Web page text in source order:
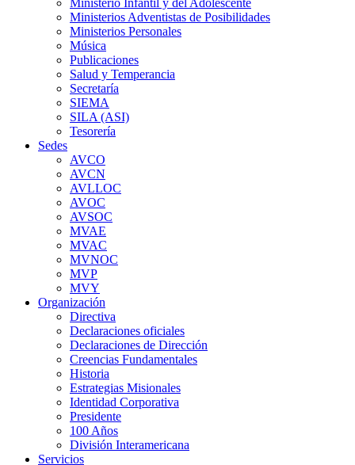
Ministerio Infantil y del Adolescente
Ministerios Adventistas de Posibilidades
Ministerios Personales
Música
Publicaciones
Salud y Temperancia
Secretaría
SIEMA
SILA (ASI)
Tesorería
Sedes
AVCO
AVCN
AVLLOC
AVOC
AVSOC
MVAE
MVAC
MVNOC
MVP
MVY
Organización
Directiva
Declaraciones oficiales
Declaraciones de Dirección
Creencias Fundamentales
Historia
Estrategias Misionales
Identidad Corporativa
Presidente
100 Años
División Interamericana
Servicios